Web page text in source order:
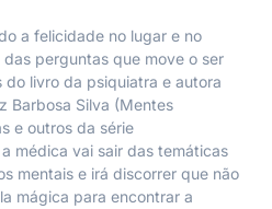
a felicidade no lugar e no
perguntas que move o ser
do livro da psiquiatra e autora
Barbosa Silva (Mentes
e outros da série
médica vai sair das temáticas
mentais e irá discorrer que não
mágica para encontrar a